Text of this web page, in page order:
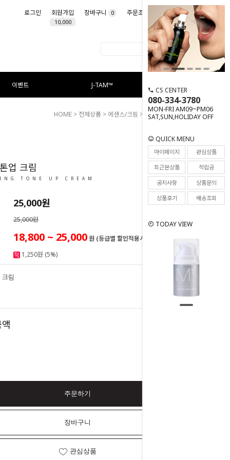
로그인 회원가입
10,000
장바구니 0 주문조회 마이페이지
이벤트 J-TAM™
CS CENTER
080-334-3780
MON-FRI AM09~PM06
SAT,SUN,HOLIDAY OFF
QUICK MENU
마이페이지
관심상품
최근본상품
적립금
공지사항
상품문의
상품후기
배송조회
TODAY VIEW
HOME > 전체상품 > 에센스/크림 > 화이트닝 톤업 크림
250
업 크림
TONE UP CREAM
25,000원
25,000원
18,800 ~ 25,000원 (등급별 할인적용시)
1,250원 (5%)
림
25,000원
주문하기
장바구니
관심상품